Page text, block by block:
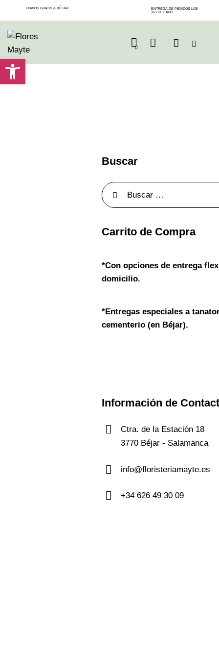
ENVÍOS GRATIS A BÉJAR
ENTREGA DE PEDIDOS LOS
365 DEL AÑO
0
Buscar
Carrito de Compra
*Con opciones de entrega
domicilio.
*Entregas especiales a
cementerio (en Béjar).
Información de
Ctra. de la Estación 18
3770 Béjar - Salamanca
info@floristeriamayte.es
+34 626 49 30 09
Abrir barra de herramientas